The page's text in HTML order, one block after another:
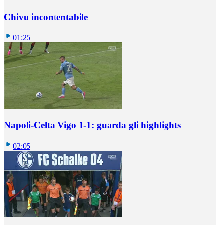
Chivu incontentabile
01:25
Napoli-Celta Vigo 1-1: guarda gli highlights
02:05